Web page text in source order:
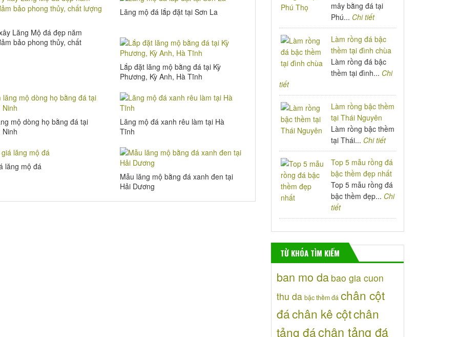
Lăng Mộ đá đẹp năm
bảo phong thủy, chất
Lăng mộ đá lắp đặt tại Sơn La
Lắp đặt lăng mộ bằng đá tại Kỳ
Phương, Kỳ Anh, Hà Tĩnh
mộ dòng họ bằng đá tại
Ninh
Lăng mộ đá xanh rêu làm tại Hà
Tĩnh
lăng mộ đá
Mẫu lăng mộ bằng đá xanh đen tại
Hải Dương
mây bằng đá tại
Phú... Chi tiết
Làm rồng đá bậc
thềm tại đình chùa
Làm rồng đá bậc
thềm tại đình... Chi
tiết
Làm rồng bậc thềm
tại Thái Nguyên
Làm rồng bậc thềm
tại Thái... Chi tiết
Top 5 mẫu rồng đá
bậc thềm đẹp nhất
Top 5 mẫu rồng đá
bậc thềm đẹp... Chi
tiết
TỪ KHÓA TÌM KIẾM
ban mo da bao gia cuon
thu da bậc thềm đá chân cột
đáchân kê cộtchân
tảng đáchân tảng đá